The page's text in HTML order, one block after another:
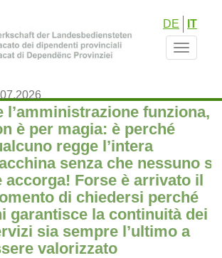
DE IT
Toggle
l’amministrazione funziona,
è per magia: è perché
regge l’intera
senza che nessuno se
accorga! Forse è arrivato il
di chiedersi perché
garantisce la continuità dei
sia sempre l’ultimo a
valorizzato